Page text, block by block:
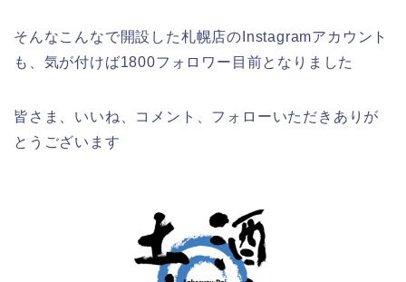
そんなこんなで開設した札幌店のInstagramアカウント
も、気が付けば1800フォロワー目前となりました
皆さま、いいね、コメント、フォローいただきありが
とうございます